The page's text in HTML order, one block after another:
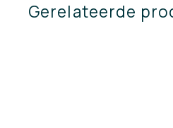
Gerelateerde